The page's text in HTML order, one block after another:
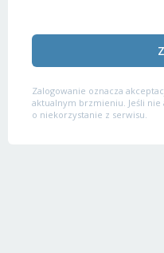
Zalogowanie oznacza
aktualnym brzmieniu. Jeśli nie
o niekorzystanie z serwisu.